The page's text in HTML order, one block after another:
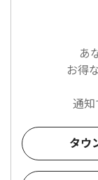
あ
お得
通知
タウ